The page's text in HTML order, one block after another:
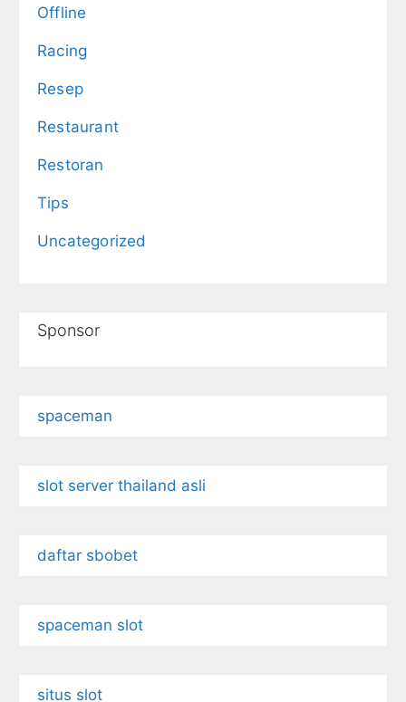
Offline
Racing
Resep
Restaurant
Restoran
Tips
Uncategorized
Sponsor
spaceman
slot server thailand asli
daftar sbobet
spaceman slot
situs slot